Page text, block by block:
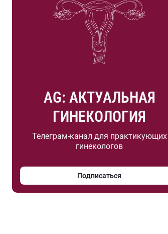
AG: АКТУАЛЬНАЯ
ГИНЕКОЛОГИЯ
Телеграм-канал для практикующих
гинекологов
Подписаться